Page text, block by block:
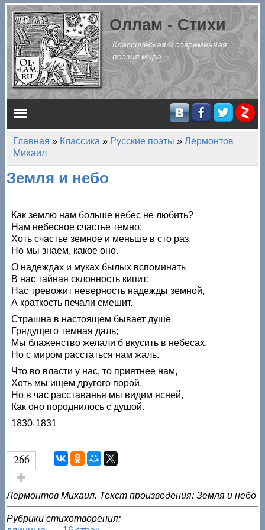
Перейти к основному содержанию
Оллам - Стихи
Классическая и современная
поэзия мира
Главное меню
Вы здесь
Главная » Классика » Русские поэты » Лермонтов
Михаил
Земля и небо
Как землю нам больше небес не любить?
Нам небесное счастье темно;
Хоть счастье земное и меньше в сто раз,
Но мы знаем, какое оно.
О надеждах и муках былых вспоминать
В нас тайная склонность кипит;
Нас тревожит неверность надежды земной,
А краткость печали смешит.
Страшна в настоящем бывает душе
Грядущего темная даль;
Мы блаженство желали б вкусить в небесах,
Но с миром расстаться нам жаль.
Что во власти у нас, то приятнее нам,
Хоть мы ищем другого порой,
Но в час расставанья мы видим ясней,
Как оно породнилось с душой.
1830-1831
266
Голос за!
Лермонтов Михаил. Текст произведения: Земля и небо
Рубрики стихотворения: